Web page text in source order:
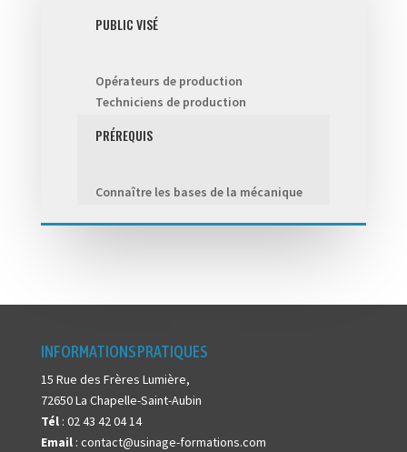
PUBLIC VISÉ
Opérateurs de production
Techniciens de production
PRÉREQUIS
Connaître les bases de la mécanique
INFORMATIONS PRATIQUES
15 Rue des Frères Lumière,
72650 La Chapelle-Saint-Aubin
Tél: 02 43 42 04 14
Email: contact@usinage-formations.com